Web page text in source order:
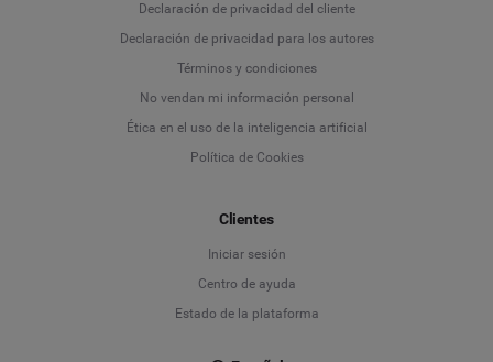
Declaración de privacidad del cliente
Declaración de privacidad para los autores
Términos y condiciones
No vendan mi información personal
Ética en el uso de la inteligencia artificial
Política de Cookies
Clientes
Iniciar sesión
Centro de ayuda
Estado de la plataforma